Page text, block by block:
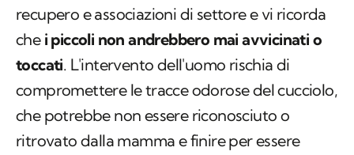
recupero e associazioni di settore e vi ricorda
che i piccoli non andrebbero mai avvicinati o
toccati. L'intervento dell'uomo rischia di
compromettere le tracce odorose del cucciolo,
che potrebbe non essere riconosciuto o
ritrovato dalla mamma e finire per essere